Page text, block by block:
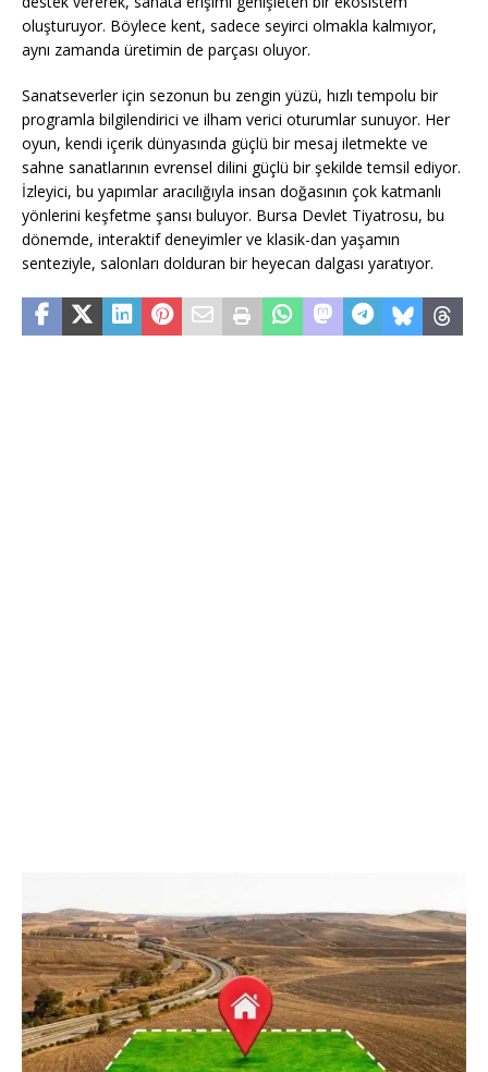
oluşturuyor. Böylece kent, sadece seyirci olmakla kalmıyor,
aynı zamanda üretimin de parçası oluyor.
Sanatseverler için sezonun bu zengin yüzü, hızlı tempolu bir
programla bilgilendirici ve ilham verici oturumlar sunuyor. Her
oyun, kendi içerik dünyasında güçlü bir mesaj iletmekte ve
sahne sanatlarının evrensel dilini güçlü bir şekilde temsil ediyor.
İzleyici, bu yapımlar aracılığıyla insan doğasının çok katmanlı
yönlerini keşfetme şansı buluyor. Bursa Devlet Tiyatrosu, bu
dönemde, interaktif deneyimler ve klasik-dan yaşamın
senteziyle, salonları dolduran bir heyecan dalgası yaratıyor.